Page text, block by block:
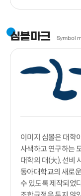
심볼마크 Symbol
이미지 심볼은 대학
사색하고 연구하는
대학의 대(大), 선비
동아대학교의 새로
수 있도록 제작되었